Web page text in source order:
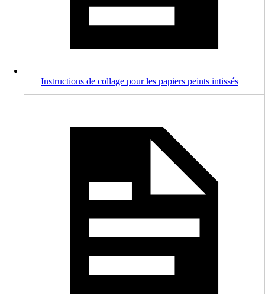
Instructions de collage pour les papiers peints intissés